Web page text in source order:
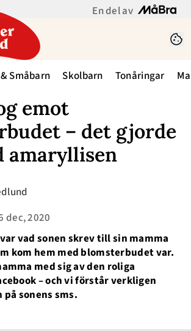
En del av
Småbarn Skolbarn Tonåringar
emot
– det gjorde
amaryllisen
dec, 2020
vad sonen skrev till sin mamma
kom hem med blomsterbudet var.
med sig av den roliga
– och vi förstår verkligen
sonens sms.